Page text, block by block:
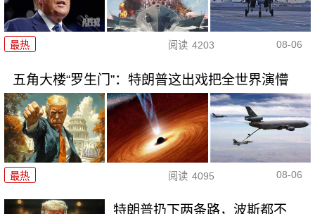
最热 阅读 4203 08-06
五角大楼“罗生门”：特朗普这出戏把全世界演懵
最热 阅读 4095 08-06
特朗普扔下两条路，波斯都不